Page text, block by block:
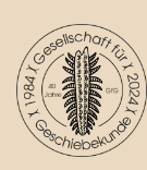
Skip
to
content